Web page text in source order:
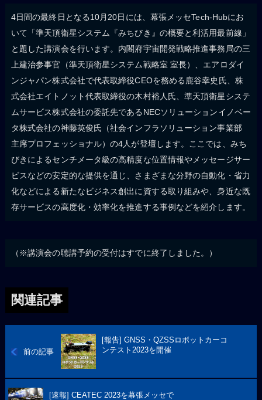
4日間の最終日となる10月20日には、幕張メッセTech-Hubにお
いて「準天頂衛星システム『みちびき』の概要と利活用最前線」
と題した講演会を行います。内閣府宇宙開発戦略推進事務局の三
上建治参事官（準天頂衛星システム戦略室 室長）、エアロダイ
ンジャパン株式会社で代表取締役CEOを務める鹿谷幸史氏、株
式会社エイトノット代表取締役の木村裕人氏、準天頂衛星システ
ムサービス株式会社の委託先であるNECソリューションイノベー
タ株式会社の神藤英俊氏（社会インフラソリューション事業部
主席プロフェッショナル）の4人が登壇します。ここでは、みち
びきによるセンチメータ級の高精度な位置情報やメッセージサー
ビスなどの安定的な提供を通じ、さまざまな分野の自動化・省力
化などによる新たなビジネス創出に資する取り組みや、身近な既
存サービスの高度化・効率化を推進する事例などを紹介します。
（※講演会の聴講予約の受付はすでに終了しました。）
関連記事
前の記事
[報告] GNSS・QZSSロボットカーコ
ンテスト2023を開催
[速報] CEATEC 2023を幕張メッセで